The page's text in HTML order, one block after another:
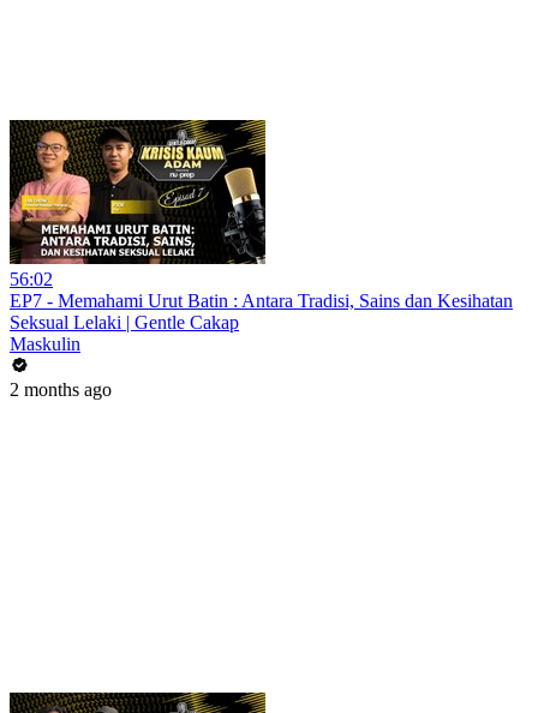
56:02
EP7 - Memahami Urut Batin : Antara Tradisi, Sains dan Kesihatan
Seksual Lelaki | Gentle Cakap
Maskulin
2 months ago